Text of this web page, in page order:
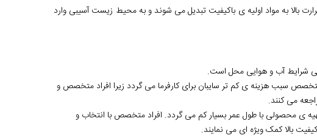
بالا به مواد اولیه ی باکیفیت تبدیل می شوند و به محیط زیست آسیبی وارد
شرایط آب و هوایی محل است.
سبب هزینه ی کم تر سایبان برای کارفرما می گردد زیرا افراد متخصص و
می کنند.
ی محصولی با طول عمر بسیار کم می گردد. افراد متخصص با انتخاب و
بالا کمک ویژه ای می نمایند.